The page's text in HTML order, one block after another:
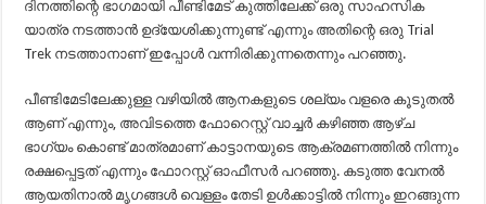
ദിനത്തിന്റെ ഭാഗമായി പീണ്ടിമേട്‌ കുത്തിലേക്ക്‌ ഒരു സാഹസിക
യാത്ര നടത്താൻ ഉദ്യേശിക്കുന്നുണ്ട് എന്നും അതിന്റെ ഒരു Trial
Trek നടത്താനാണ്‌ ഇപ്പോൾ വന്നിരിക്കുന്നതെന്നും പറഞ്ഞു.
പീണ്ടിമേടിലേക്കുള്ള വഴിയിൽ ആനകളുടെ ശല്യം വളരെ കൂടുതൽ
ആണ് എന്നും, അവിടത്തെ ഫോറെസ്റ്റ് വാച്ചർ കഴിഞ്ഞ ആഴ്ച
ഭാഗ്യം കൊണ്ട് മാത്രമാണ് കാട്ടാനയുടെ ആക്രമണത്തിൽ നിന്നും
രക്ഷപ്പെട്ടത് എന്നും ഫോറസ്റ്റ് ഓഫീസർ പറഞ്ഞു. കടുത്ത വേനൽ
ആയതിനാൽ മൃഗങ്ങൾ വെള്ളം തേടി ഉൾക്കാട്ടിൽ നിന്നും ഇറങ്ങുന്ന